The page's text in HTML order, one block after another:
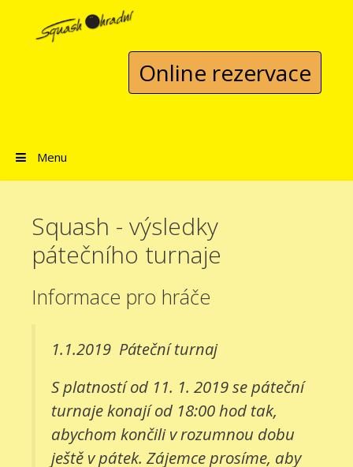
Přeskočit na obsah
Online rezervace
Menu
Squash - výsledky
pátečního turnaje
Informace pro hráče
1.1.2019 Páteční turnaj
S platností od 11. 1. 2019 se páteční
turnaje konají od 18:00 hod tak,
abychom končili v rozumnou dobu
ještě v pátek. Zájemce prosíme, aby